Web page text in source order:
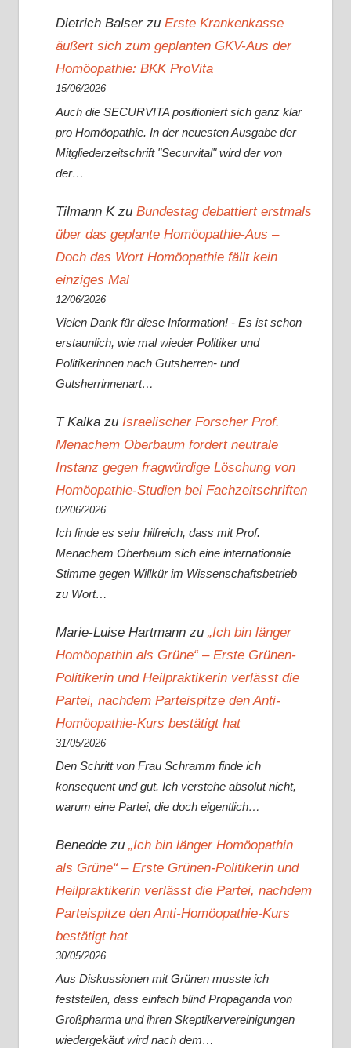
Dietrich Balserzu Erste Krankenkasse
äußert sich zum geplanten GKV-Aus der
Homöopathie: BKK ProVita
15/06/2026
Auch die SECURVITA positioniert sich ganz klar
pro Homöopathie. In der neuesten Ausgabe der
Mitgliederzeitschrift "Securvital" wird der von
der…
Tilmann Kzu Bundestag debattiert erstmals
über das geplante Homöopathie-Aus –
Doch das Wort Homöopathie fällt kein
einziges Mal
12/06/2026
Vielen Dank für diese Information! - Es ist schon
erstaunlich, wie mal wieder Politiker und
Politikerinnen nach Gutsherren- und
Gutsherrinnenart…
T Kalkazu Israelischer Forscher Prof.
Menachem Oberbaum fordert neutrale
Instanz gegen fragwürdige Löschung von
Homöopathie-Studien bei Fachzeitschriften
02/06/2026
Ich finde es sehr hilfreich, dass mit Prof.
Menachem Oberbaum sich eine internationale
Stimme gegen Willkür im Wissenschaftsbetrieb
zu Wort…
Marie-Luise Hartmannzu „Ich bin länger
Homöopathin als Grüne“ – Erste Grünen-
Politikerin und Heilpraktikerin verlässt die
Partei, nachdem Parteispitze den Anti-
Homöopathie-Kurs bestätigt hat
31/05/2026
Den Schritt von Frau Schramm finde ich
konsequent und gut. Ich verstehe absolut nicht,
warum eine Partei, die doch eigentlich…
Beneddezu „Ich bin länger Homöopathin
als Grüne“ – Erste Grünen-Politikerin und
Heilpraktikerin verlässt die Partei, nachdem
Parteispitze den Anti-Homöopathie-Kurs
bestätigt hat
30/05/2026
Aus Diskussionen mit Grünen musste ich
feststellen, dass einfach blind Propaganda von
Großpharma und ihren Skeptikervereinigungen
wiedergekäut wird nach dem…